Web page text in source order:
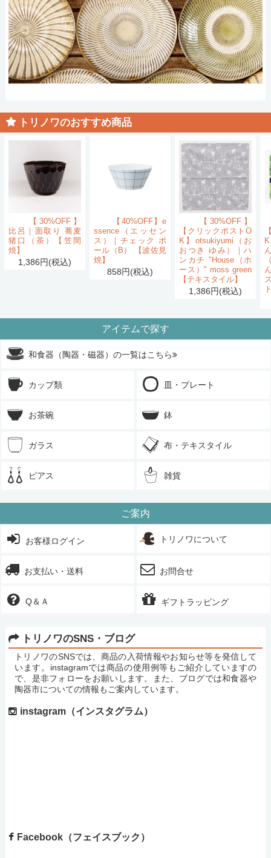
トリノワのおすすめ商品
【30%OFF】
比呂｜面取り 蕎麦
猪口（茶）【笠間
焼】
1,386円(税込)
【40%OFF】e
ssence（エッセン
ス）｜チェック ボ
ール（B） 【波佐見
焼】
858円(税込)
【30%OFF】
【クリックポストO
K】otsukiyumi（お
おつき ゆみ）｜ハ
ンカチ "House（ホ
ース）" moss green
【テキスタイル】
1,386円(税込)
アイテムで探す
和食器（陶器・磁器）の一覧はこちら
カップ類 皿・プレート
お茶碗 鉢
ガラス 布・テキスタイル
ピアス 雑貨
ご案内
お客様ログイン トリノワについて
お支払い・送料 お問合せ
Q＆Ａ ギフトラッピング
トリノワのSNS・ブログ
トリノワのSNSでは、商品の入荷情報やお知らせ等を発信して
います。instagramでは商品の使用例等もご紹介していますの
で、是非フォローをお願いします。また、ブログでは和食器や
陶器市についての情報もご案内しています。
instagram（インスタグラム）
Facebook（フェイスブック）